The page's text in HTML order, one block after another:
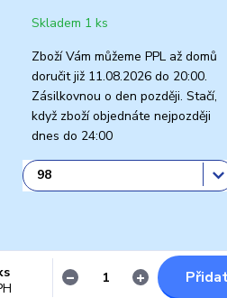
Skladem 1 ks
Zboží Vám můžeme PPL až domů
doručit již 11.08.2026 do 20:00.
Zásilkovnou o den později. Stačí,
když zboží objednáte nejpozději
dnes do 24:00